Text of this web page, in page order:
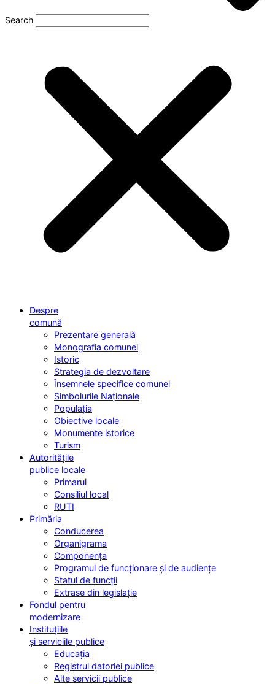
Search
Despre
comună
Prezentare generală
Monografia comunei
Istoric
Strategia de dezvoltare
Însemnele specifice comunei
Simbolurile Naționale
Populația
Obiective locale
Monumente istorice
Turism
Autoritățile
publice locale
Primarul
Consiliul local
RUTI
Primăria
Conducerea
Organigrama
Componența
Programul de funcționare și de audiențe
Statul de funcții
Extrase din legislație
Fondul pentru
modernizare
Instituțiile
și serviciile publice
Educația
Registrul datoriei publice
Alte servicii publice